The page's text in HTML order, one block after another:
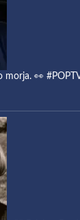
morja. 👀